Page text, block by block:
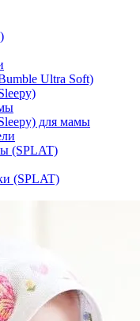
Ultra Soft)
для мамы
(SPLAT)
(SPLAT)